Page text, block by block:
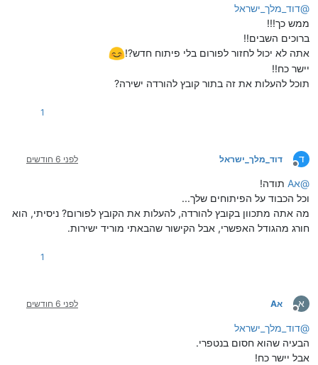
@דוד_מלך_ישראל
ממש כך!!!
ברוכים השבים!!
אתה לא יכול לחזור לפורום בלי פיתוח חדש?!
יישר כח!!
תוכל להעלות את זה בתור קובץ להורדה ישירה?
1
ד
מנותק
דוד_מלך_ישראל לפני 6 חודשים
@אA
תודה!
וכל הכבוד על הפיתוחים שלך...
מה אתה מתכוון בקובץ להורדה, להעלות את הקובץ לפורום? ניסיתי, הוא
חורג מהגודל האפשרי, אבל הקישור שהבאתי מוריד ישירות.
1
א
מנותק
אA לפני 6 חודשים
@דוד_מלך_ישראל
הבעיה שהוא חסום בנטפרי.
אבל יישר כח!